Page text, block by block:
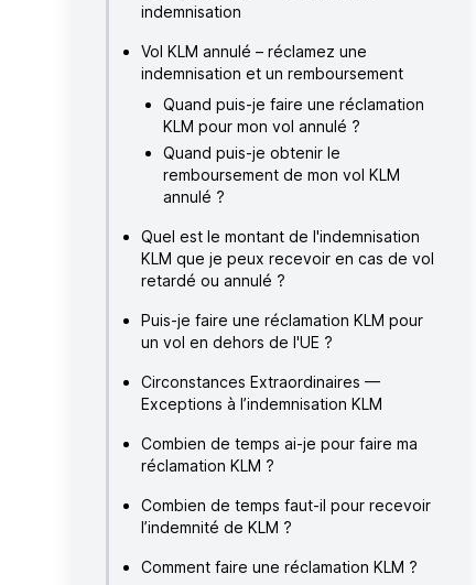
indemnisation
Vol KLM annulé – réclamez une
indemnisation et un remboursement
Quand puis-je faire une réclamation
KLM pour mon vol annulé ?
Quand puis-je obtenir le
remboursement de mon vol KLM
annulé ?
Quel est le montant de l'indemnisation
KLM que je peux recevoir en cas de vol
retardé ou annulé ?
Puis-je faire une réclamation KLM pour
un vol en dehors de l'UE ?
Circonstances Extraordinaires —
Exceptions à l’indemnisation KLM
Combien de temps ai-je pour faire ma
réclamation KLM ?
Combien de temps faut-il pour recevoir
l’indemnité de KLM ?
Comment faire une réclamation KLM ?